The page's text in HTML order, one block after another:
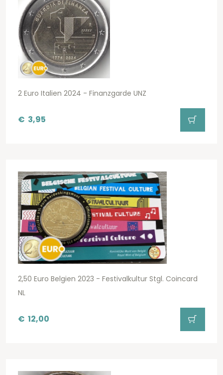
2 Euro Italien 2024 - Finanzgarde UNZ
€ 3,95
2,50 Euro Belgien 2023 - Festivalkultur Stgl. Coincard
NL
€ 12,00